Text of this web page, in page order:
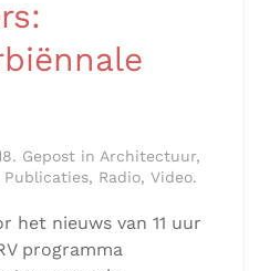
Gepost in Architectuur,
Radio, Video.
het nieuws van 11 uur
programma